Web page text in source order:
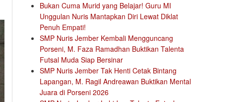
Bukan Cuma Murid yang Belajar! Guru MI
Unggulan Nuris Mantapkan Diri Lewat Diklat
Penuh Empati!
SMP Nuris Jember Kembali Mengguncang
Porseni, M. Faza Ramadhan Buktikan Talenta
Futsal Muda Siap Bersinar
SMP Nuris Jember Tak Henti Cetak Bintang
Lapangan, M. Ragil Andreawan Buktikan Mental
Juara di Porseni 2026